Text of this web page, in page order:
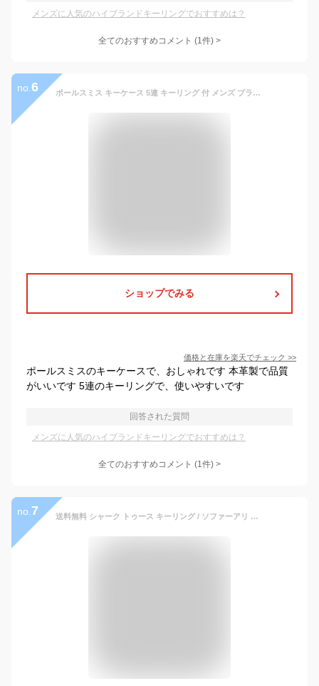
メンズに人気のハイブランドキーリングでおすすめは？
全てのおすすめコメント (1件) >
no. 6 ポールスミス キーケース 5連 キーリング 付 メンズ ブランド ハイブランド Paul Smith マルチストライプ エッジ 箱無 ダーク グリーン 男性 紳士 本革 革 レザー 人気 おしゃれ かっこいい 20代 30代 40代 50代 ギフト プレゼント BPS429
ショップでみる
価格と在庫を楽天でチェック >>
ポールスミスのキーケースで、おしゃれです 本革製で品質
がいいです 5連のキーリングで、使いやすいです
回答された質問
メンズに人気のハイブランドキーリングでおすすめは？
全てのおすすめコメント (1件) >
no. 7 送料無料 シャーク トゥース キーリング / ソファーアリ Soffer Ari 【 メンズ レディース キークリップ キーチェーン キーケース 正規品 おしゃれ 人気 ロサンゼルス ブランド プレゼント 誕生日 ギフト 】 敬老の日